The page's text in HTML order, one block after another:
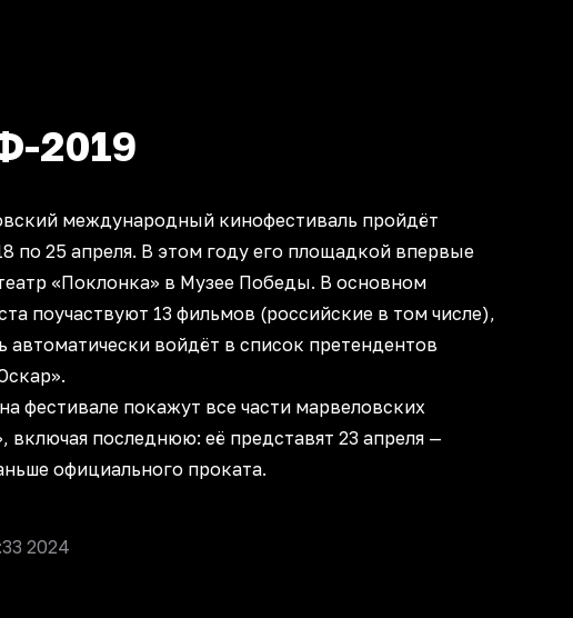
2019
международный кинофестиваль пройдёт
по 25 апреля. В этом году его площадкой впервые
«Поклонка» в Музее Победы. В основном
поучаствуют 13 фильмов (российские в том числе),
автоматически войдёт в список претендентов
фестивале покажут все части марвеловских
включая последнюю: её представят 23 апреля —
официального проката.
2024